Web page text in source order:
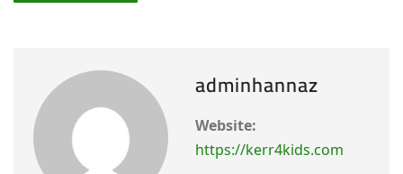
adminhannaz
Website:
https://kerr4kids.com